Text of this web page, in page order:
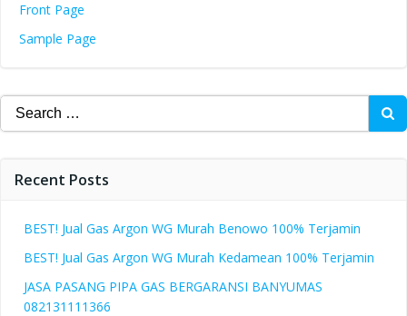
Front Page
Sample Page
Search
for:
Recent Posts
BEST! Jual Gas Argon WG Murah Benowo 100% Terjamin
BEST! Jual Gas Argon WG Murah Kedamean 100% Terjamin
JASA PASANG PIPA GAS BERGARANSI BANYUMAS
082131111366